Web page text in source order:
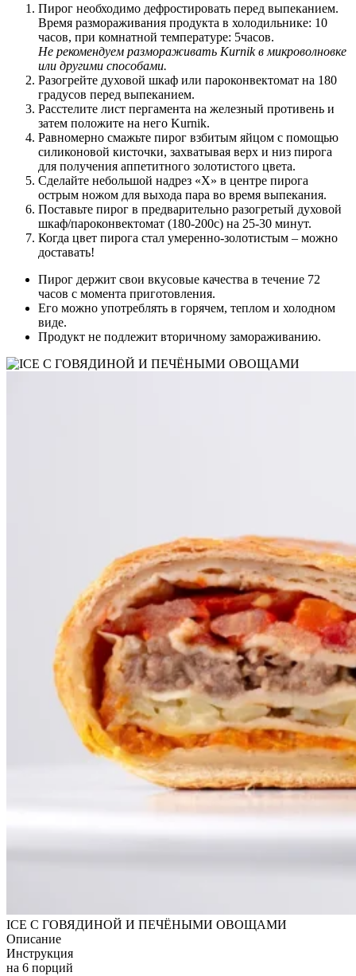
Пирог необходимо дефростировать перед выпеканием.
Время размораживания продукта в холодильнике: 10
часов, при комнатной температуре: 5часов.
Не рекомендуем размораживать Kurnik в микроволновке
или другими способами.
Разогрейте духовой шкаф или пароконвектомат на 180
градусов перед выпеканием.
Расстелите лист пергамента на железный противень и
затем положите на него Kurnik.
Равномерно смажьте пирог взбитым яйцом с помощью
силиконовой кисточки, захватывая верх и низ пирога
для получения аппетитного золотистого цвета.
Сделайте небольшой надрез «Х» в центре пирога
острым ножом для выхода пара во время выпекания.
Поставьте пирог в предварительно разогретый духовой
шкаф/пароконвектомат (180-200с) на 25-30 минут.
Когда цвет пирога стал умеренно-золотистым – можно
доставать!
Пирог держит свои вкусовые качества в течение 72
часов с момента приготовления.
Его можно употреблять в горячем, теплом и холодном
виде.
Продукт не подлежит вторичному замораживанию.
ICE С ГОВЯДИНОЙ И ПЕЧЁНЫМИ ОВОЩАМИ
Описание
Инструкция
на 6 порций